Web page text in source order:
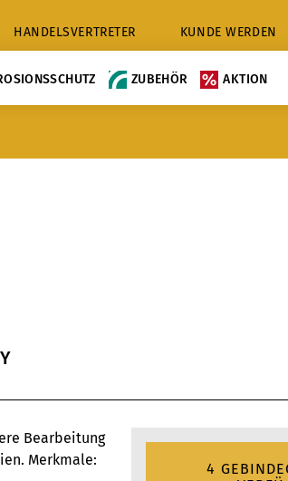
HANDELSVERTRETER KUNDE WERDEN
ZUBEHÖR AKTION
Bearbeitung
Merkmale:
4